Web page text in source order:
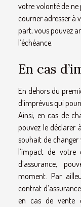
votre volonté de
courrier adresser à
part, vous pouvez
l’échéance.
En cas
En dehors du
d’imprévus qui
Ainsi, en cas de
pouvez le déclarer
souhait de
l’impact de
d’assurance,
moment. Par
contrat
en cas de vente